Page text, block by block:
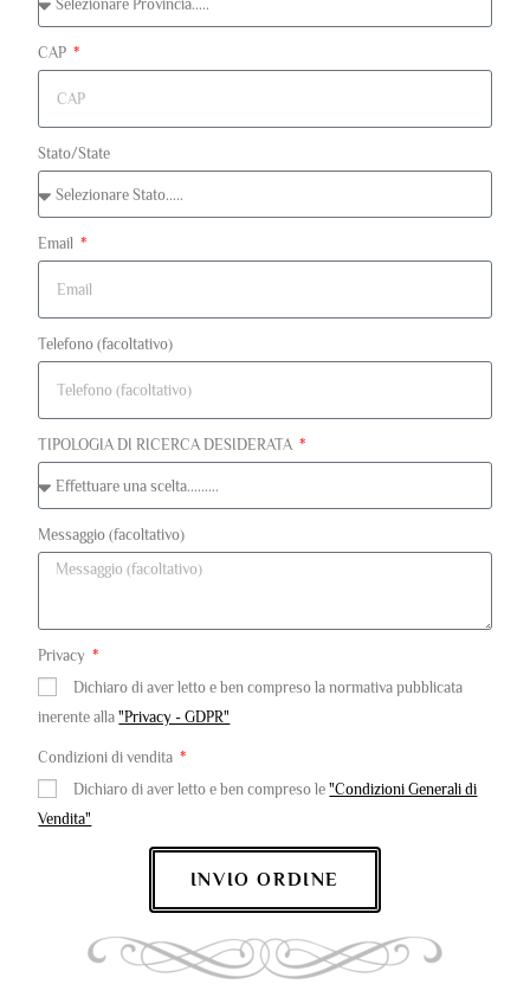
CAP
Stato/State
Email
Telefono (facoltativo)
TIPOLOGIA DI RICERCA DESIDERATA
Messaggio (facoltativo)
Privacy
Dichiaro di aver letto e ben compreso la normativa pubblicata
inerente alla"Privacy - GDPR"
Condizioni di vendita
Dichiaro di aver letto e ben compreso le"Condizioni Generali di
Vendita"
INVIO ORDINE